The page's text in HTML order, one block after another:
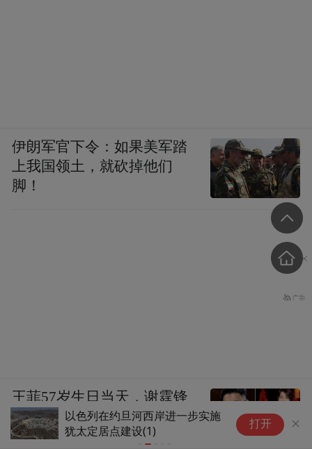
以色列在约旦河西岸进一步实施
犹太定居点建设(1)
打开
伊朗军官下令：如果美军踏
上我国领土，就砍掉他们
脚！
王菲57岁生日当天，谢霆锋
隔空说3次生日快乐